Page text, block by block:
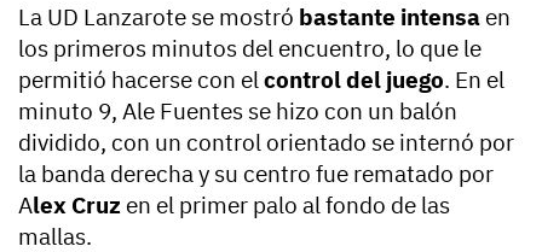
La UD Lanzarote se mostró bastante intensa en
los primeros minutos del encuentro, lo que le
permitió hacerse con el control del juego. En el
minuto 9, Ale Fuentes se hizo con un balón
dividido, con un control orientado se internó por
la banda derecha y su centro fue rematado por
Alex Cruz en el primer palo al fondo de las
mallas.